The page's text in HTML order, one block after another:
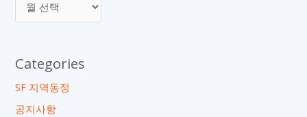
Categories
SF 지역동정
공지사항